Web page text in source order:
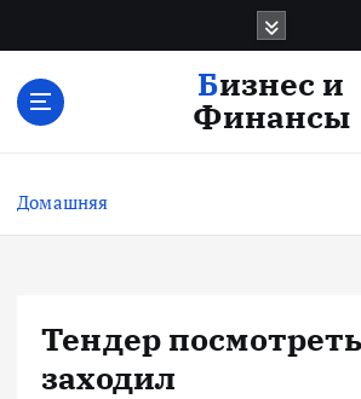
с
Бизнес и
Финансы
Домашняя
Тендер
заходил